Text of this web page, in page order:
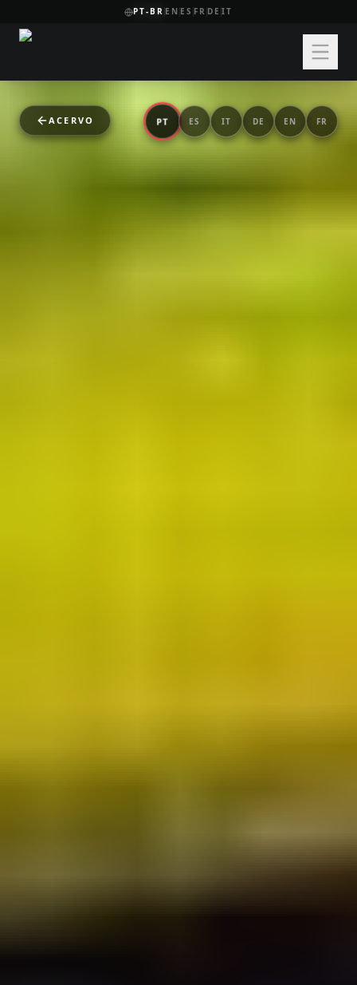
PT-BR EN ES FR DE IT
ACERVO PT ES IT DE EN FR